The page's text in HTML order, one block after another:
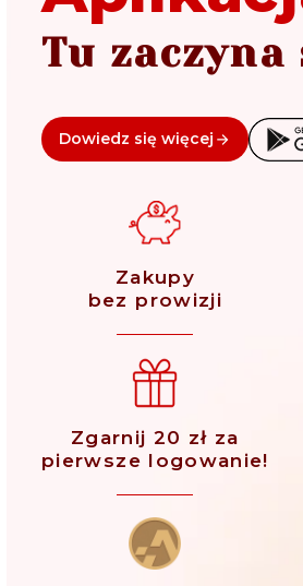
Tu
Dowiedz się więcej
Zakupy
bez prowizji
Zgarnij 20 zł za
pierwsze logowanie!